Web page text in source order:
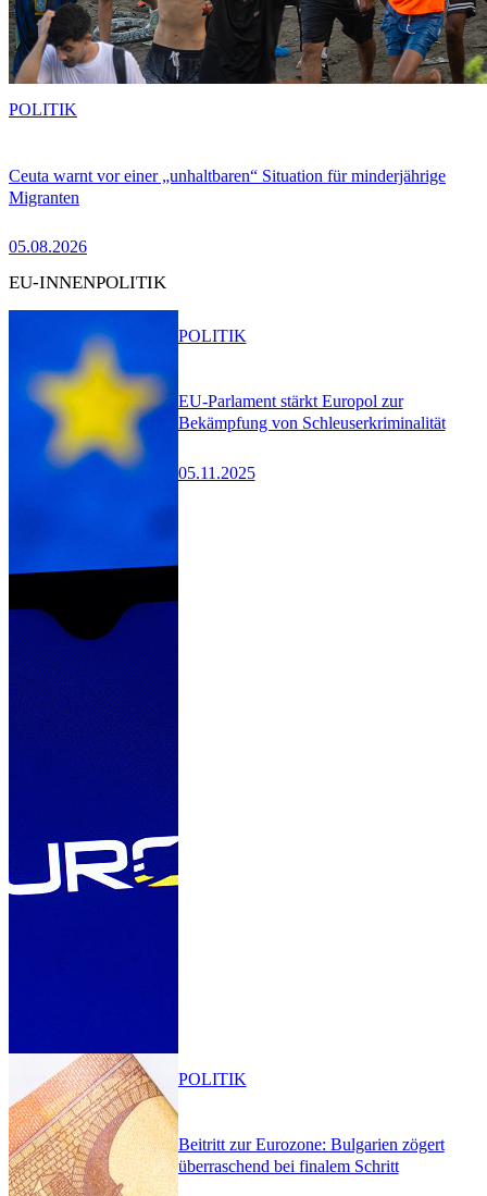
Ceuta warnt vor einer „unhaltbaren“ Situation für minderjährige
Migranten
05.08.2026
POLITIK
EU-INNENPOLITIK
EU-Parlament stärkt Europol zur
Bekämpfung von Schleuserkriminalität
05.11.2025
POLITIK
Beitritt zur Eurozone: Bulgarien zögert
überraschend bei finalem Schritt
POLITIK